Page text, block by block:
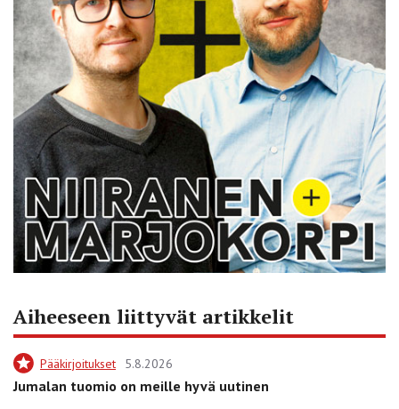
Aiheeseen liittyvät artikkelit
Pääkirjoitukset 5.8.2026
Jumalan tuomio on meille hyvä uutinen